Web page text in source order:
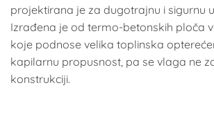
projektirana je za dugotrajnu i sigurnu
Izrađena je od termo-betonskih ploča
koje podnose velika toplinska
kapilarnu propusnost, pa se vlaga ne
konstrukciji.